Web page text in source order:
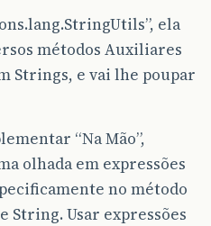
ela
métodos Auxiliares
Strings, e vai lhe poupar
“Na Mão”,
olhada em expressões
no método
String. Usar expressões